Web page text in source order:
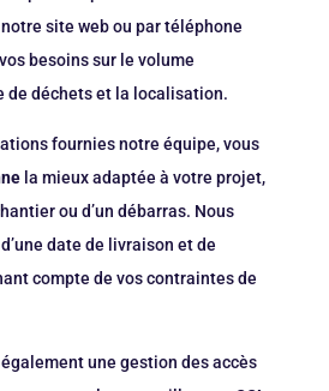
site web ou par téléphone
besoins sur le volume
de déchets et la localisation.
fournies notre équipe, vous
la mieux adaptée à votre projet,
ou d’un débarras. Nous
date de livraison et de
compte de vos contraintes de
une gestion des accès